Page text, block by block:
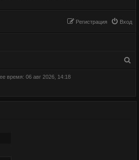
Вход
Регистрация
время: 06 авг 2026, 14:18